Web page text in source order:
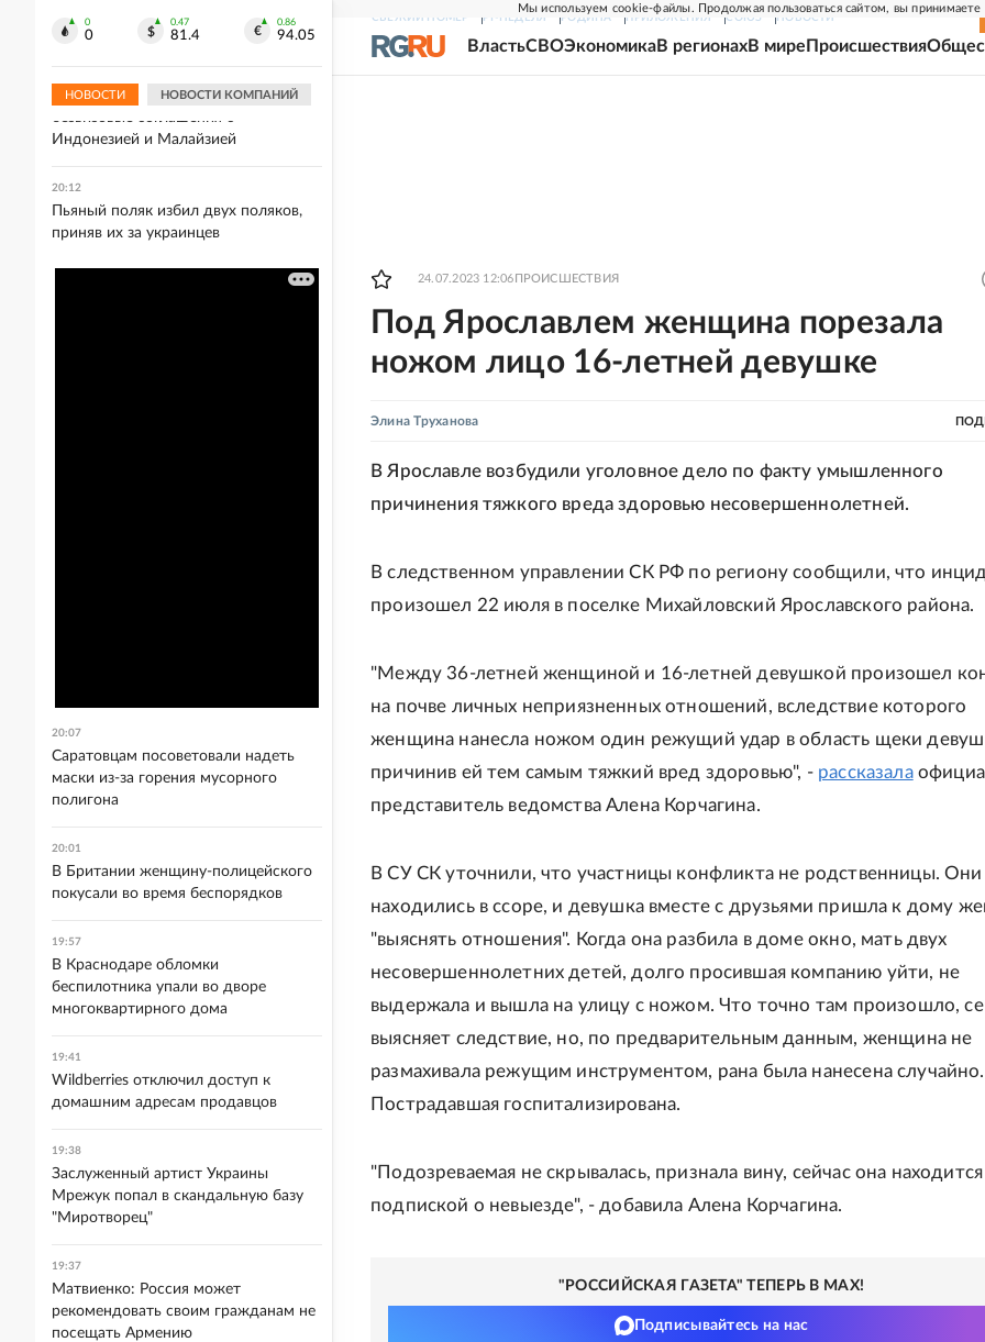
Мы используем cookie-файлы. Продолжая пользоваться сайтом, вы принимаете
СВЕЖИЙ НОМЕР РГ-НЕДЕЛЯ РОДИНА ПРИЛОЖЕНИЯ СОЮЗ НОВОСТИ
ВластьСВОЭкономикаВ регионахВ мире Происшествия
24.07.2023 12:06 ПРОИСШЕСТВИЯ
Под Ярославлем женщина порезала
ножом лицо 16-летней девушке
Элина Труханова
В Ярославле возбудили уголовное дело по факту умышленного
причинения тяжкого вреда здоровью несовершеннолетней.
В следственном управлении СК РФ по региону сообщили, что
произошел 22 июля в поселке Михайловский Ярославского района.
"Между 36-летней женщиной и 16-летней девушкой произошел
на почве личных неприязненных отношений, вследствие которого
женщина нанесла ножом один режущий удар в область щеки
причинив ей тем самым тяжкий вред здоровью", - рассказала
представитель ведомства Алена Корчагина.
В СУ СК уточнили, что участницы конфликта не родственницы. Они
находились в ссоре, и девушка вместе с друзьями пришла к дому
"выяснять отношения". Когда она разбила в доме окно, мать двух
несовершеннолетних детей, долго просившая компанию уйти, не
выдержала и вышла на улицу с ножом. Что точно там произошло,
выясняет следствие, но, по предварительным данным, женщина не
размахивала режущим инструментом, рана была нанесена случайно.
Пострадавшая госпитализирована.
"Подозреваемая не скрывалась, признала вину, сейчас она
подпиской о невыезде", - добавила Алена Корчагина.
"РОССИЙСКАЯ ГАЗЕТА" ТЕПЕРЬ В MAX!
Подписывайтесь на нас
0
0
0.47
81.4
0.86
94.05
НОВОСТИ НОВОСТИ КОМПАНИЙ
которого награждал Залужный
МЭР: РФ рассчитывает заключить
безвизовые соглашения с
Индонезией и Малайзией
20:12
Пьяный поляк избил двух поляков,
приняв их за украинцев
20:07
Саратовцам посоветовали надеть
маски из-за горения мусорного
полигона
20:01
В Британии женщину-полицейского
покусали во время беспорядков
19:57
В Краснодаре обломки
беспилотника упали во дворе
многоквартирного дома
19:41
Wildberries отключил доступ к
домашним адресам продавцов
19:38
Заслуженный артист Украины
Мрежук попал в скандальную базу
"Миротворец"
19:37
Матвиенко: Россия может
рекомендовать своим гражданам не
посещать Армению